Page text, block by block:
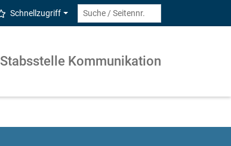
Schnellzugriff
Stabsstelle Kommunikation